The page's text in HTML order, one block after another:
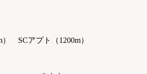
SCアプト（1200m）